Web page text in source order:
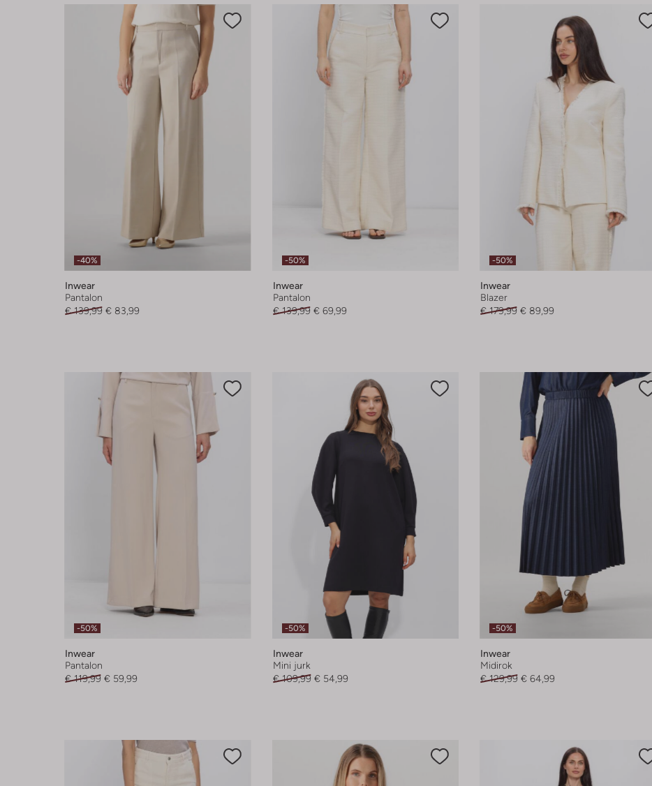
-40%
Inwear
Pantalon
€ 139,99 € 83,99
-50%
Inwear
Pantalon
€ 139,99 € 69,99
-50%
Inwear
Blazer
€ 179,99 € 89,99
-50%
Inwear
Pantalon
€ 119,99 € 59,99
-50%
Inwear
Mini jurk
€ 109,99 € 54,99
-50%
Inwear
Midirok
€ 129,99 € 64,99